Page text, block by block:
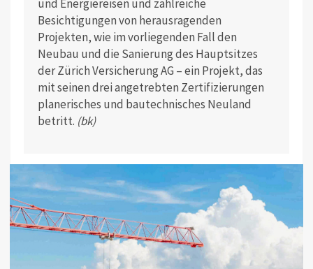
und Energiereisen und zahlreiche
Besichtigungen von herausragenden
Projekten, wie im vorliegenden Fall den
Neubau und die Sanierung des Hauptsitzes
der Zürich Versicherung AG – ein Projekt, das
mit seinen drei angetrebten Zertifizierungen
planerisches und bautechnisches Neuland
betritt. (bk)